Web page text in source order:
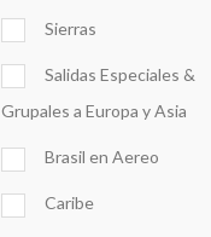
Sierras
Salidas Especiales &
Grupales a Europa y Asia
Brasil en Aereo
Caribe